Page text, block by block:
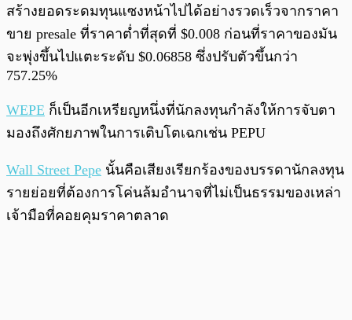
สร้างยอดระดมทุนแซงหน้าไปได้อย่างรวดเร็วจากราคา
ขาย presale ที่ราคาต่ำที่สุดที่ $0.008 ก่อนที่ราคาของมัน
จะพุ่งขึ้นไปแตะระดับ $0.06858 ซึ่งปรับตัวขึ้นกว่า
757.25%
WEPE ก็เป็นอีกเหรียญหนึ่งที่นักลงทุนกำลังให้การจับตา
มองถึงศักยภาพในการเติบโตเฉกเช่น PEPU
Wall Street Pepe นั้นคือเสียงเรียกร้องของบรรดานักลงทุน
รายย่อยที่ต้องการโค่นล้มอำนาจที่ไม่เป็นธรรมของเหล่า
เจ้ามือที่คอยคุมราคาตลาด